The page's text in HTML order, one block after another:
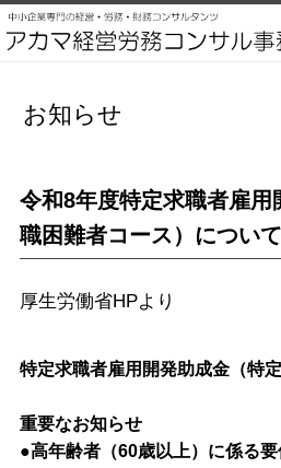
お知らせ
令和8年度特定求職者雇用
職困難者コース）について
厚生労働省HPより
特定求職者雇用開発助成金（特
重要なお知らせ
●高年齢者（60歳以上）に係る